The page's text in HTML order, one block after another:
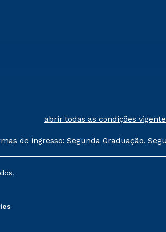
abrir todas as condições
de ingresso: Segunda Graduação,
alterações nos períodos de rematrícula